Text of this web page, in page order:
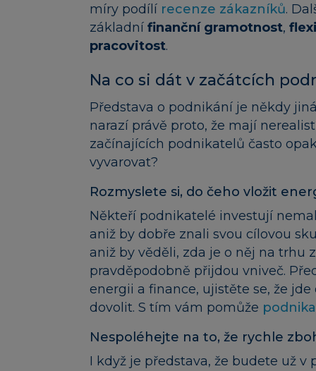
míry podílí recenze zákazníků.
základní finanční gramotnost,
pracovitost.
Na co si dát v začátcích
Představa o podnikání je někdy
narazí právě proto, že mají
začínajících podnikatelů často
vyvarovat?
Rozmyslete si, do čeho vložit
Někteří podnikatelé investují
aniž by dobře znali svou cílovou
aniž by věděli, zda je o něj na trhu
pravděpodobně přijdou vniveč.
energii a finance, ujistěte se, že
dovolit. S tím vám pomůže
Nespoléhejte na to, že rychle
I když je představa, že budete už